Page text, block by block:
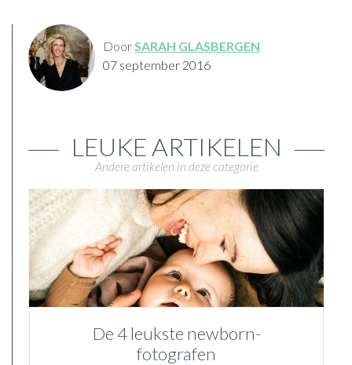
DoorSARAH GLASBERGEN
07 september 2016
LEUKE ARTIKELEN
Andere artikelen in deze categorie
De 4 leukste newborn-
fotografen